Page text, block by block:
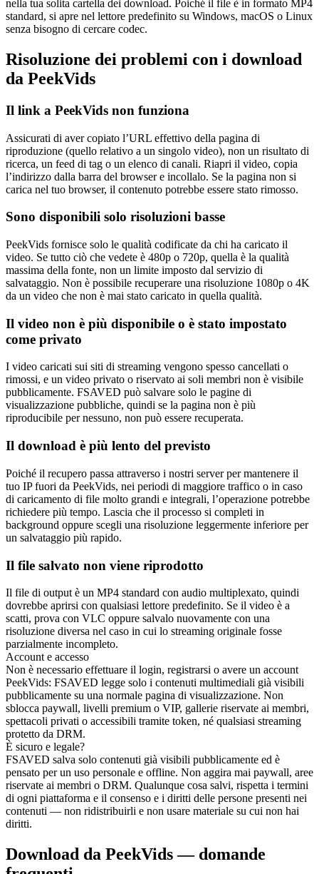
nella tua solita cartella dei download. Poiché il file è in formato MP4
standard, si apre nel lettore predefinito su Windows, macOS o Linux
senza bisogno di cercare codec.
Risoluzione dei problemi con i download
da PeekVids
Il link a PeekVids non funziona
Assicurati di aver copiato l’URL effettivo della pagina di
riproduzione (quello relativo a un singolo video), non un risultato di
ricerca, un feed di tag o un elenco di canali. Riapri il video, copia
l’indirizzo dalla barra del browser e incollalo. Se la pagina non si
carica nel tuo browser, il contenuto potrebbe essere stato rimosso.
Sono disponibili solo risoluzioni basse
PeekVids fornisce solo le qualità codificate da chi ha caricato il
video. Se tutto ciò che vedete è 480p o 720p, quella è la qualità
massima della fonte, non un limite imposto dal servizio di
salvataggio. Non è possibile recuperare una risoluzione 1080p o 4K
da un video che non è mai stato caricato in quella qualità.
Il video non è più disponibile o è stato impostato
come privato
I video caricati sui siti di streaming vengono spesso cancellati o
rimossi, e un video privato o riservato ai soli membri non è visibile
pubblicamente. FSAVED può salvare solo le pagine di
visualizzazione pubbliche, quindi se la pagina non è più
riproducibile per nessuno, non può essere recuperata.
Il download è più lento del previsto
Poiché il recupero passa attraverso i nostri server per mantenere il
tuo IP fuori da PeekVids, nei periodi di maggiore traffico o in caso
di caricamento di file molto grandi e integrali, l’operazione potrebbe
richiedere più tempo. Lascia che il processo si completi in
background oppure scegli una risoluzione leggermente inferiore per
un salvataggio più rapido.
Il file salvato non viene riprodotto
Il file di output è un MP4 standard con audio multiplexato, quindi
dovrebbe aprirsi con qualsiasi lettore predefinito. Se il video è a
scatti, prova con VLC oppure salvalo nuovamente con una
risoluzione diversa nel caso in cui lo streaming originale fosse
parzialmente incompleto.
Account e accesso
Non è necessario effettuare il login, registrarsi o avere un account
PeekVids: FSAVED legge solo i contenuti multimediali già visibili
pubblicamente su una normale pagina di visualizzazione. Non
sblocca paywall, livelli premium o VIP, gallerie riservate ai membri,
spettacoli privati o accessibili tramite token, né qualsiasi streaming
protetto da DRM.
È sicuro e legale?
FSAVED salva solo contenuti già visibili pubblicamente ed è
pensato per un uso personale e offline. Non aggira mai paywall, aree
riservate ai membri o DRM. Qualunque cosa salvi, rispetta i termini
di ogni piattaforma e il consenso e i diritti delle persone presenti nei
contenuti — non ridistribuirli e non usare materiale su cui non hai
diritti.
Download da PeekVids — domande